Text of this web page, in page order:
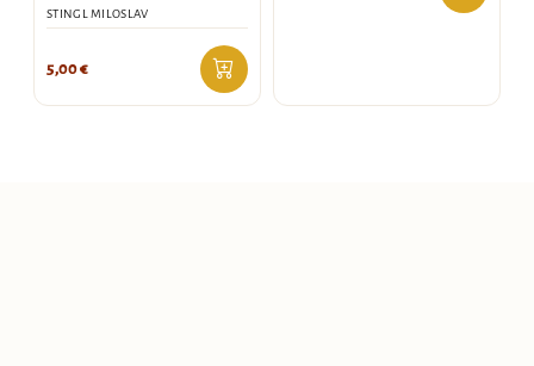
STINGL MILOSLAV
5,00€